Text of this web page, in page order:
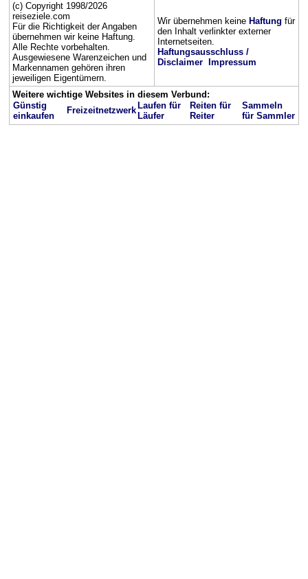
(c) Copyright 1998/2026
reiseziele.com
Für die Richtigkeit der Angaben
übernehmen wir keine Haftung.
Alle Rechte vorbehalten.
Ausgewiesene Warenzeichen und
Markennamen gehören ihren
jeweiligen Eigentümern.
Wir übernehmen keine Haftung für
den Inhalt verlinkter externer
Internetseiten.
Haftungsausschluss /
Disclaimer
Impressum
Weitere wichtige Websites in diesem Verbund:
Günstig
einkaufen
Freizeitnetzwerk Laufen für
Läufer
Reiten für
Reiter
Sammeln
für Sammler